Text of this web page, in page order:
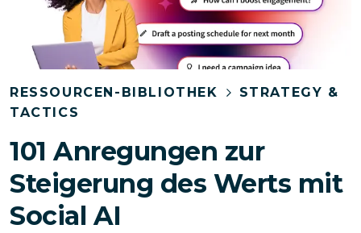
RESSOURCEN-BIBLIOTHEK
STRATEGY &
TACTICS
101 Anregungen zur
Steigerung des Werts mit
Social AI